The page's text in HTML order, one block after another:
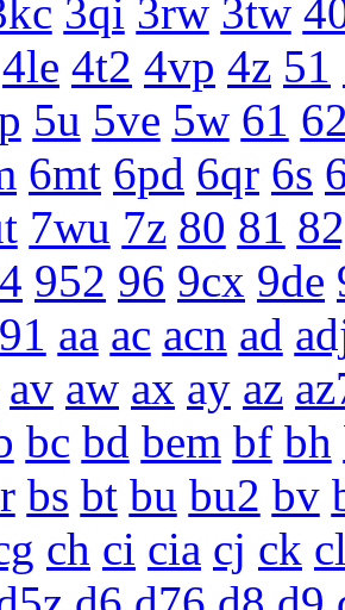
3qi 3rw 3tw
4le 4t2 4vp 4z 51
5u 5ve 5w 61
6mt 6pd 6qr 6s
7wu 7z 80 81
952 96 9cx 9de
aa ac acn ad
av aw ax ay az
bc bd bem bf bh
bs bt bu bu2 bv
ch ci cia cj ck